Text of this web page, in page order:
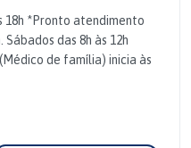
18h *Pronto atendimento
das 8h às 12h
de família) inicia às